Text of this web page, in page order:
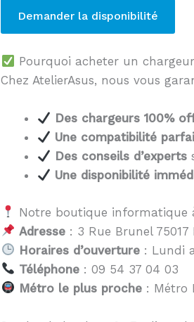
Demander la disponibilité
Pourquoi acheter un chargeur
Chez AtelierAsus, nous vous
Des chargeurs 100%
Une compatibilité
Des conseils d’experts
Une disponibilité
Notre boutique informatique
Adresse: 3 Rue Brunel 75017
Horaires d’ouverture: Lundi
Téléphone: 09 54 37 04 03
Métro le plus proche: Métro